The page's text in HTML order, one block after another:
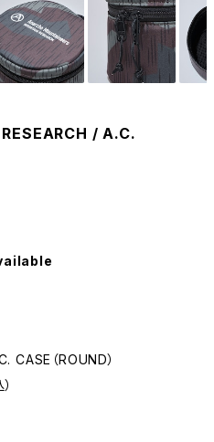
RESEARCH / A.C.
（ROUND）